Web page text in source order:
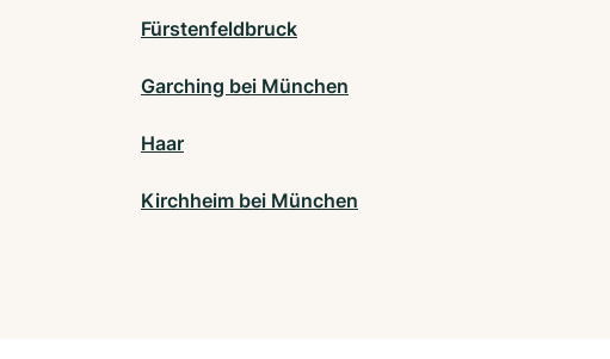
Fürstenfeldbruck
Garching bei München
Haar
Kirchheim bei München